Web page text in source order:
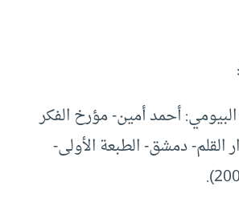
أحمد أمين- مؤرخ الفكر
القلم- دمشق- الطبعة الأولى-